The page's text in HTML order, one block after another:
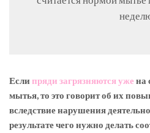
Если пряди загрязняются уже на
мытья, то это говорит об их
вследствие нарушения
результате чего нужно делать